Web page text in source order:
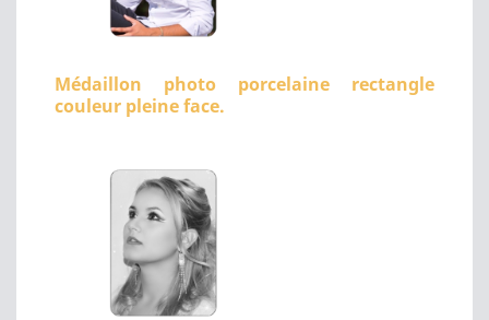
Médaillon photo porcelaine rectangle
couleur pleine face.